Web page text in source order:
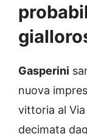
Gasperini
nuova
vittoria al
decimata